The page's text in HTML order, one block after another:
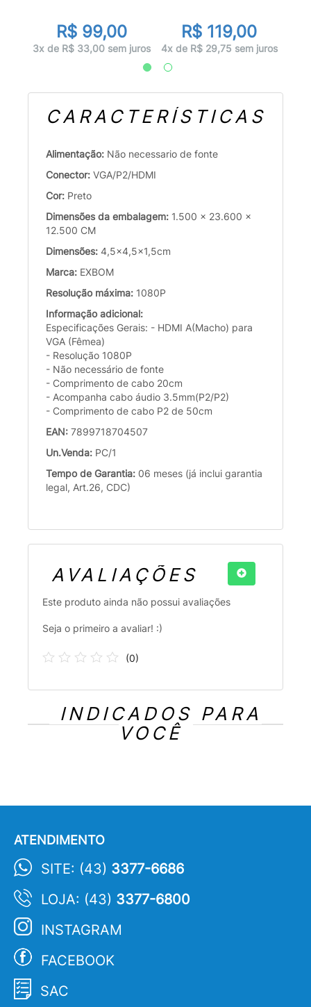
R$ 99,00
3x de R$ 33,00 sem juros
R$ 119,00
4x de R$ 29,75 sem juros
CARACTERÍSTICAS
Alimentação: Não necessario de fonte
Conector: VGA/P2/HDMI
Cor: Preto
Dimensões da embalagem: 1.500 x 23.600 x
12.500 CM
Dimensões: 4,5x4,5x1,5cm
Marca: EXBOM
Resolução máxima: 1080P
Informação adicional:
Especificações Gerais: - HDMI A(Macho) para
VGA (Fêmea)
- Resolução 1080P
- Não necessário de fonte
- Comprimento de cabo 20cm
- Acompanha cabo áudio 3.5mm(P2/P2)
- Comprimento de cabo P2 de 50cm
EAN: 7899718704507
Un.Venda: PC/1
Tempo de Garantia: 06 meses (já inclui garantia
legal, Art.26, CDC)
AVALIAÇÕES
Este produto ainda não possui avaliações
Seja o primeiro a avaliar! :)
(0)
INDICADOS PARA
VOCÊ
ATENDIMENTO
SITE: (43) 3377-6686
LOJA: (43) 3377-6800
INSTAGRAM
FACEBOOK
SAC